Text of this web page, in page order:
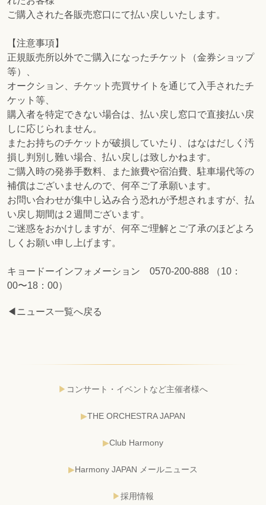
ご購入された各販売窓口にて払い戻しいたします。
【注意事項】
正規販売所以外でご購入になったチケット（金券ショップ
等）、
オークション、チケット売買サイトを通じて入手されたチ
ケット等、
購入者を特定できない場合は、払い戻し窓口で直接払い戻
しに応じられません。
またお持ちのチケットが破損していたり、はなはだしく汚
損し判別し難い場合、払い戻しは致しかねます。
ご購入時の発券手数料、また旅費や宿泊費、駐車場代等の
補償はございませんので、何卒ご了承願います。
お問い合わせが集中し込み合う恐れが予想されますが、払
い戻し期間は２週間ございます。
ご迷惑をおかけしますが、何卒ご理解とご了承のほどよろ
しくお願い申し上げます。
キョードーインフォメーション 0570-200-888 （10：
00〜18：00）
◀ニュース一覧へ戻る
コンサート・イベントなど主催者様へ
THE ORCHESTRA JAPAN
Club Harmony
Harmony JAPAN メールニュース
採用情報